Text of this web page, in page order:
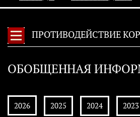
ПРОТИВОДЕЙСТВИЕ
ОБОБЩЕННАЯ
2026 2025 2024 2023